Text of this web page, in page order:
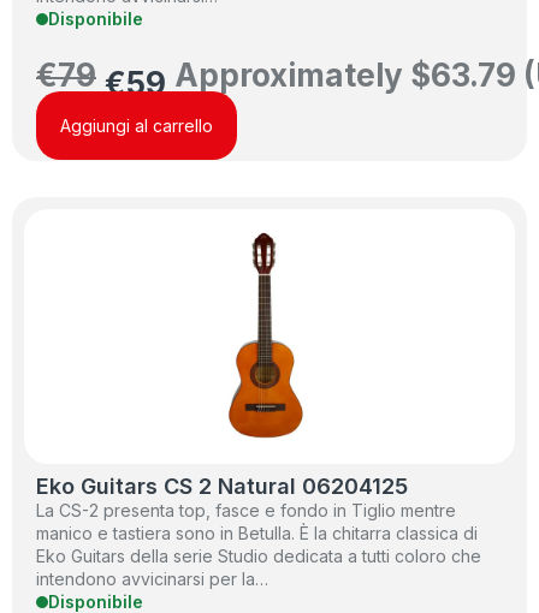
Disponibile
€79 €59 Approximately $63.79
Aggiungi al carrello
Eko Guitars CS 2 Natural 06204125
La CS-2 presenta top, fasce e fondo in Tiglio mentre
manico e tastiera sono in Betulla. È la chitarra classica di
Eko Guitars della serie Studio dedicata a tutti coloro che
intendono avvicinarsi per la…
Disponibile